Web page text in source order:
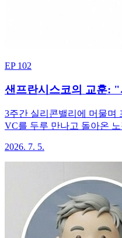
EP 102
샌프란시스코의 교훈:
3주간 실리콘밸리에 머물며
VC를 두루 만나고 돌아온
2026. 7. 5.